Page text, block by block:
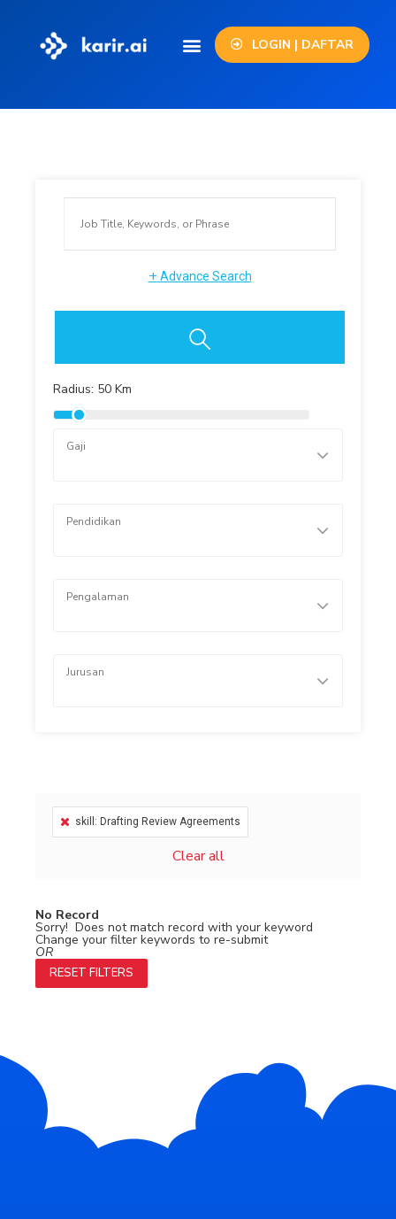
LOGIN | DAFTAR
+ Advance Search
Radius: 50 Km
skill: Drafting Review Agreements
Clear all
No Record
Sorry! Does not match record with your keyword
Change your filter keywords to re-submit
OR
RESET FILTERS